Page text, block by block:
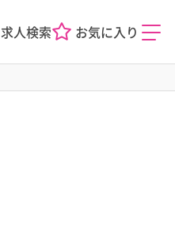
求人検索 お気に入り